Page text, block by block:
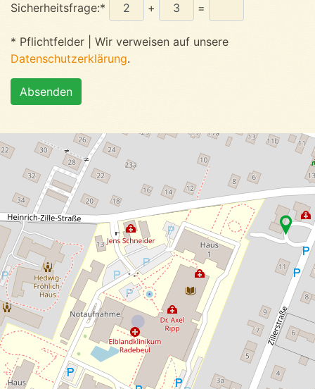
Sicherheitsfrage:* + =
* Pflichtfelder | Wir verweisen auf unsere
Datenschutzerklärung.
Absenden